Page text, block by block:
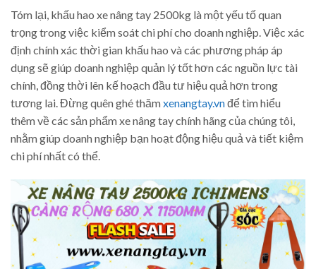
Tóm lại, khấu hao xe nâng tay 2500kg là một yếu tố quan
trọng trong việc kiểm soát chi phí cho doanh nghiệp. Việc xác
định chính xác thời gian khấu hao và các phương pháp áp
dụng sẽ giúp doanh nghiệp quản lý tốt hơn các nguồn lực tài
chính, đồng thời lên kế hoạch đầu tư hiệu quả hơn trong
tương lai. Đừng quên ghé thămxenangtay.vnđể tìm hiểu
thêm về các sản phẩm xe nâng tay chính hãng của chúng tôi,
nhằm giúp doanh nghiệp bạn hoạt động hiệu quả và tiết kiệm
chi phí nhất có thể.